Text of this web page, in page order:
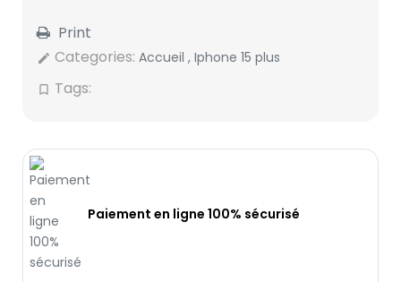
Print
edit Categories: Accueil , Iphone 15 plus
bookmark_border Tags:
Paiement en ligne 100% sécurisé